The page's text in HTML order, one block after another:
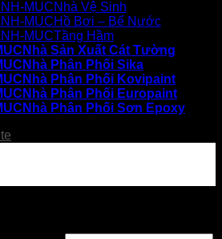
Nhà Vệ Sinh
Hồ Bơi – Bể Nước
Tầng Hầm
Nhà Sản Xuất Cát Tường
Nhà Phân Phối Sika
Nhà Phân Phối Kovipaint
Nhà Phân Phối Europaint
Nhà Phân Phối Sơn Epoxy